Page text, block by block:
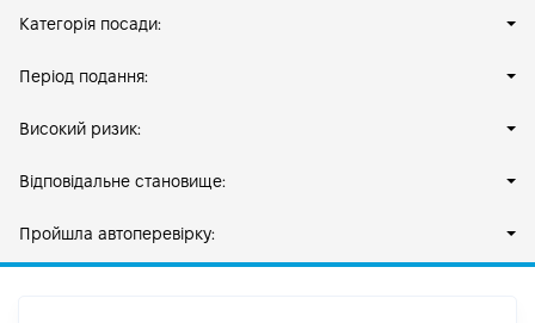
Категорія посади:
Період подання:
Високий ризик:
Відповідальне становище:
Пройшла автоперевірку: